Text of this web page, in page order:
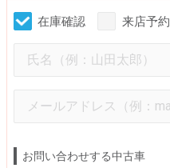
在庫確認 来店予約
お問い合わせする中古車